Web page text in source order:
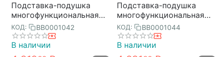
Подставка-подушка
многофункциональная
Homey, светло-
коричневая, Bergenson
Bjorn
КОД: BB0001042
В наличии
Подставка-подушка
многофункциональная
Homey, темно-
коричневая, Bergenson
Bjorn
КОД: BB0001044
В наличии